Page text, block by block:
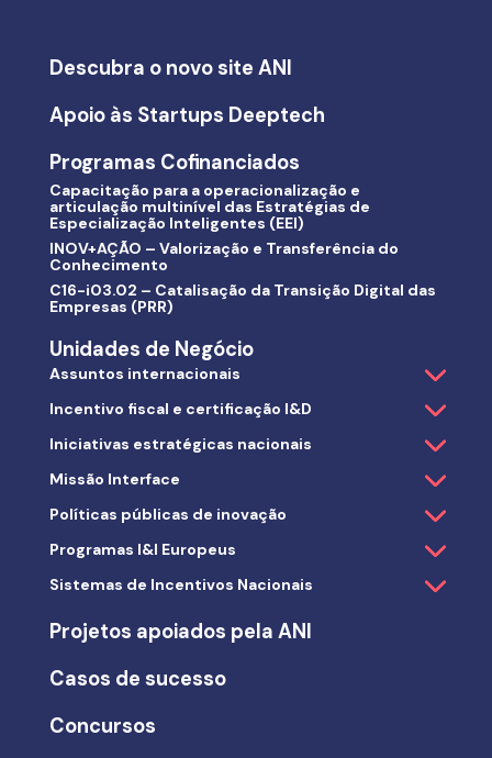
Descubra o novo site ANI
Apoio às Startups Deeptech
Programas Cofinanciados
Capacitação para a operacionalização e
articulação multinível das Estratégias de
Especialização Inteligentes (EEI)
INOV+AÇÃO – Valorização e Transferência do
Conhecimento
C16-i03.02 – Catalisação da Transição Digital das
Empresas (PRR)
Unidades de Negócio
Assuntos internacionais
Incentivo fiscal e certificação I&D
Iniciativas estratégicas nacionais
Missão Interface
Políticas públicas de inovação
Programas I&I Europeus
Sistemas de Incentivos Nacionais
Projetos apoiados pela ANI
Casos de sucesso
Concursos